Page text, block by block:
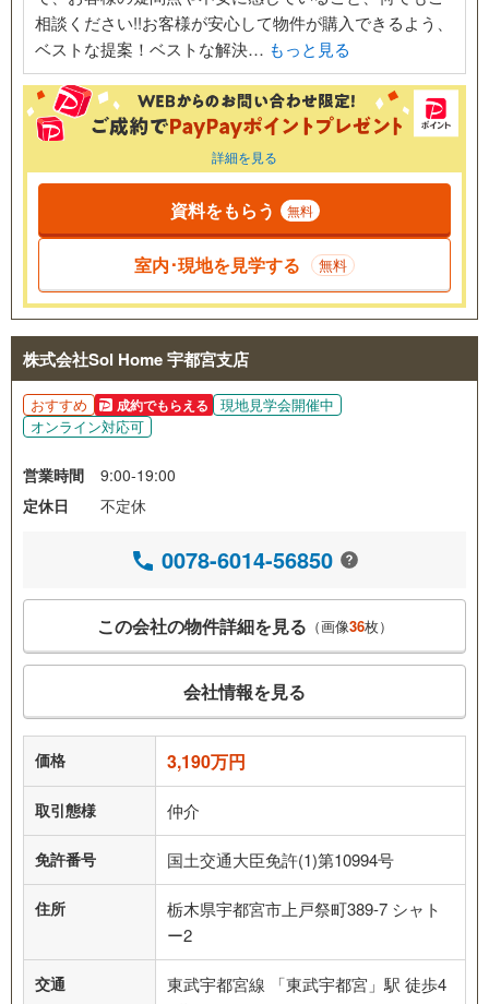
相談ください!!お客様が安心して物件が購入できるよう、
ベストな提案！ベストな解決… もっと見る
詳細を見る
資料をもらう 無料
室内･現地を見学する 無料
株式会社Sol Home 宇都宮支店
おすすめ 成約でもらえる
現地見学会開催中
オンライン対応可
営業時間
9:00-19:00
定休日
不定休
0078-6014-56850
この会社の物件詳細を見る （画像36枚）
会社情報を見る
価格 3,190万円
取引態様 仲介
免許番号 国土交通大臣免許(1)第10994号
住所
栃木県宇都宮市上戸祭町389-7 シャト
ー2
交通
東武宇都宮線 「東武宇都宮」駅 徒歩4